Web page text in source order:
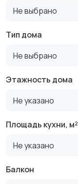
Не выбрано
Тип дома
Не выбрано
Этажность дома
Не указано
Площадь кухни, м²
Не указано
Балкон